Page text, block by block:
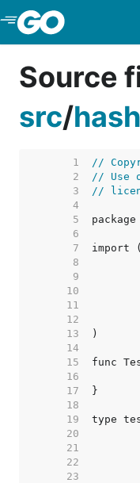
Skip to Main
Source
src/hash
     1
//
     2
// Use
     3
//
     4
     5
     6
     7
     8
     9
    10
    11
    12
    13
    14
    15
    16
    17
    18
    19
    20
    21
    22
    23